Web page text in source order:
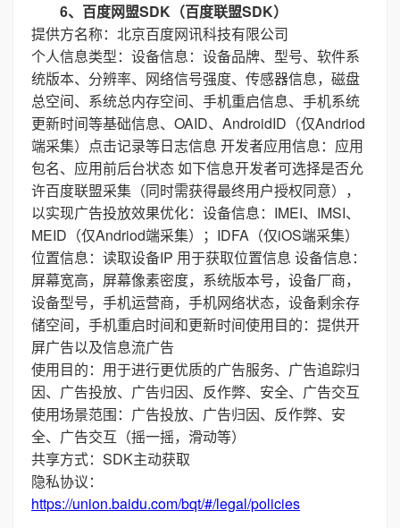
6、百度网盟SDK（百度联盟SDK）
提供方名称：北京百度网讯科技有限公司
个人信息类型：设备信息：设备品牌、型号、软件系
统版本、分辨率、网络信号强度、传感器信息，磁盘
总空间、系统总内存空间、手机重启信息、手机系统
更新时间等基础信息、OAID、AndroidID（仅Andriod
端采集）点击记录等日志信息 开发者应用信息：应用
包名、应用前后台状态 如下信息开发者可选择是否允
许百度联盟采集（同时需获得最终用户授权同意），
以实现广告投放效果优化：设备信息：IMEI、IMSI、
MEID（仅Andriod端采集）；IDFA（仅iOS端采集）
位置信息：读取设备IP 用于获取位置信息 设备信息：
屏幕宽高，屏幕像素密度，系统版本号，设备厂商，
设备型号，手机运营商，手机网络状态，设备剩余存
储空间，手机重启时间和更新时间使用目的：提供开
屏广告以及信息流广告
使用目的：用于进行更优质的广告服务、广告追踪归
因、广告投放、广告归因、反作弊、安全、广告交互
使用场景范围：广告投放、广告归因、反作弊、安
全、广告交互（摇一摇，滑动等）
共享方式：SDK主动获取
隐私协议：
https://union.baidu.com/bqt/#/legal/policies